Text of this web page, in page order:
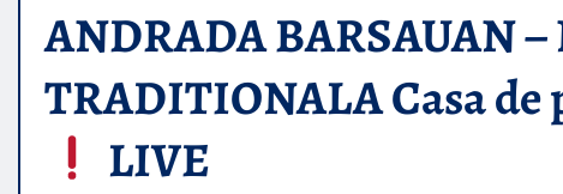
ANDRADA BARSAUAN
TRADITIONALA Casa
LIVE